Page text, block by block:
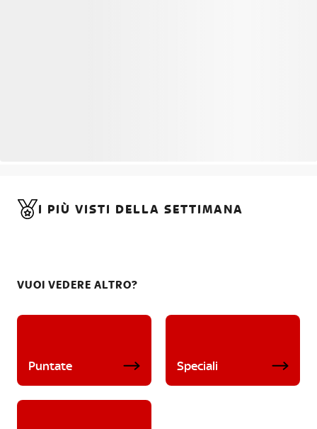
I PIÙ VISTI DELLA SETTIMANA
VUOI VEDERE ALTRO?
Puntate Speciali